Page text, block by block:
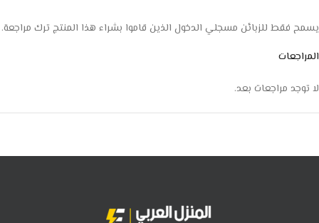
المراجعات
لا توجد مراجعات بعد.
يسمح فقط للزبائن مسجلي الدخول الذين قاموا بشراء هذا المنتج ترك مراجعة.